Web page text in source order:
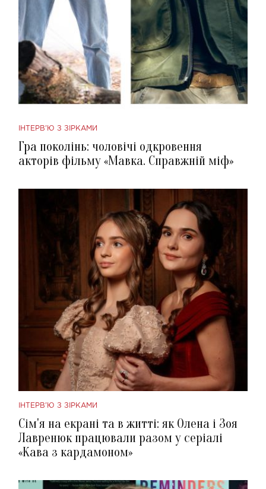
ІНТЕРВ'Ю З ЗІРКАМИ
Гра поколінь: чоловічі одкровення
акторів фільму «Мавка. Справжній міф»
ІНТЕРВ'Ю З ЗІРКАМИ
Сім'я на екрані та в житті: як Олена і Зоя
Лавренюк працювали разом у серіалі
«Кава з кардамоном»